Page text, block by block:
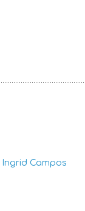
Ingrid Campos